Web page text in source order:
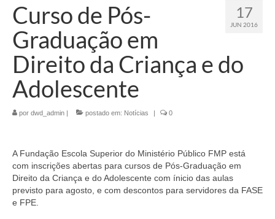
17
JUN 2016
Curso de Pós-
Graduação em
Direito da Criança e do
Adolescente
por dwd_admin postado em: Notícias 0
A Fundação Escola Superior do Ministério Público FMP está
com inscrições abertas para cursos de Pós-Graduação em
Direito da Criança e do Adolescente com ínicio das aulas
previsto para agosto, e com descontos para servidores da FASE
e FPE.